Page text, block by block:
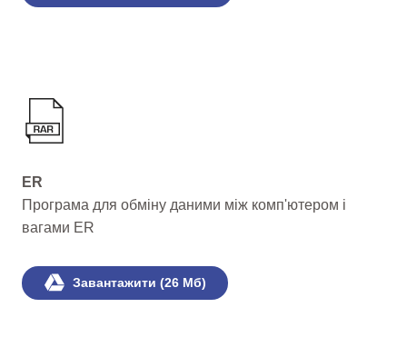
ER
Програма для обміну даними між комп'ютером і
вагами ER
Завантажити (26 Мб)